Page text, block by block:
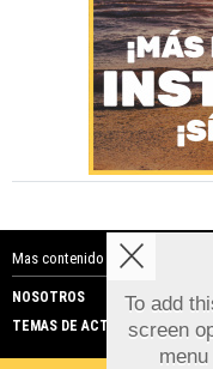
Mas contenido de Costa Blanca
NOSOTROS
TEMAS DE ACTUALIDAD
To add
screen
Aviso